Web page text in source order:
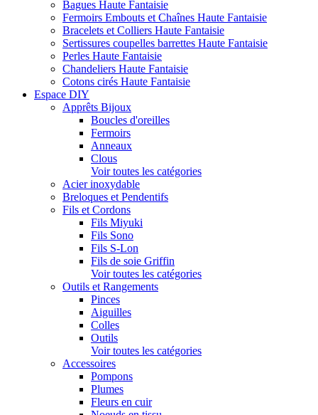
Bagues Haute Fantaisie
Fermoirs Embouts et Chaînes Haute Fantaisie
Bracelets et Colliers Haute Fantaisie
Sertissures coupelles barrettes Haute Fantaisie
Perles Haute Fantaisie
Chandeliers Haute Fantaisie
Cotons cirés Haute Fantaisie
Espace DIY
Apprêts Bijoux
Boucles d'oreilles
Fermoirs
Anneaux
Clous
Voir toutes les catégories
Acier inoxydable
Breloques et Pendentifs
Fils et Cordons
Fils Miyuki
Fils Sono
Fils S-Lon
Fils de soie Griffin
Voir toutes les catégories
Outils et Rangements
Pinces
Aiguilles
Colles
Outils
Voir toutes les catégories
Accessoires
Pompons
Plumes
Fleurs en cuir